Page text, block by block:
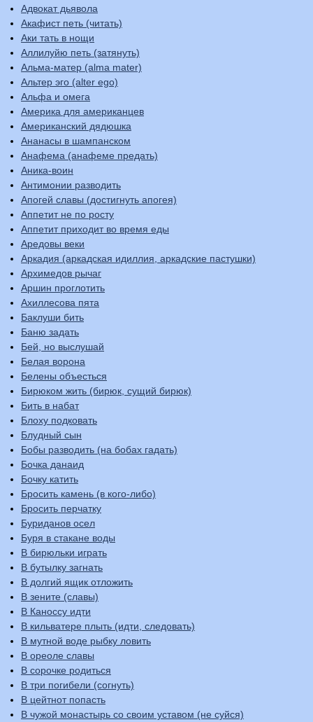
Адвокат дьявола
Акафист петь (читать)
Аки тать в нощи
Аллилуйю петь (затянуть)
Альма-матер (alma mater)
Альтер эго (alter ego)
Альфа и омега
Америка для американцев
Американский дядюшка
Ананасы в шампанском
Анафема (анафеме предать)
Аника-воин
Антимонии разводить
Апогей славы (достигнуть апогея)
Аппетит не по росту
Аппетит приходит во время еды
Аредовы веки
Аркадия (аркадская идиллия, аркадские пастушки)
Архимедов рычаг
Аршин проглотить
Ахиллесова пята
Баклуши бить
Баню задать
Бей, но выслушай
Белая ворона
Белены объесться
Бирюком жить (бирюк, сущий бирюк)
Бить в набат
Блоху подковать
Блудный сын
Бобы разводить (на бобах гадать)
Бочка данаид
Бочку катить
Бросить камень (в кого-либо)
Бросить перчатку
Буриданов осел
Буря в стакане воды
В бирюльки играть
В бутылку загнать
В долгий ящик отложить
В зените (славы)
В Каноссу идти
В кильватере плыть (идти, следовать)
В мутной воде рыбку ловить
В ореоле славы
В сорочке родиться
В три погибели (согнуть)
В цейтнот попасть
В чужой монастырь со своим уставом (не суйся)